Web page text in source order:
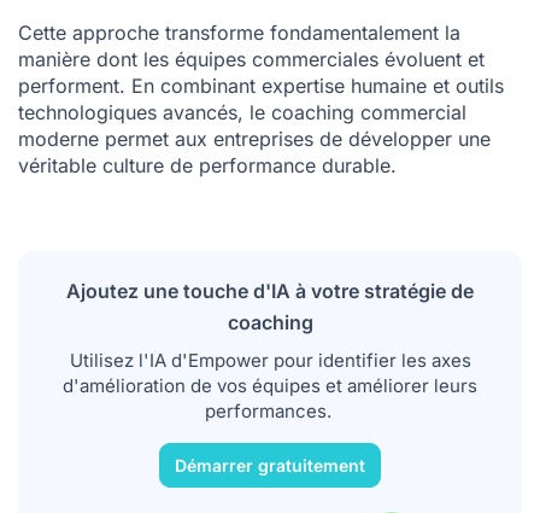
Cette approche transforme fondamentalement la
manière dont les équipes commerciales évoluent et
performent. En combinant expertise humaine et outils
technologiques avancés, le coaching commercial
moderne permet aux entreprises de développer une
véritable culture de performance durable.
Ajoutez une touche d'IA à votre stratégie de
coaching
Utilisez l'IA d'Empower pour identifier les axes
d'amélioration de vos équipes et améliorer leurs
performances.
Démarrer gratuitement